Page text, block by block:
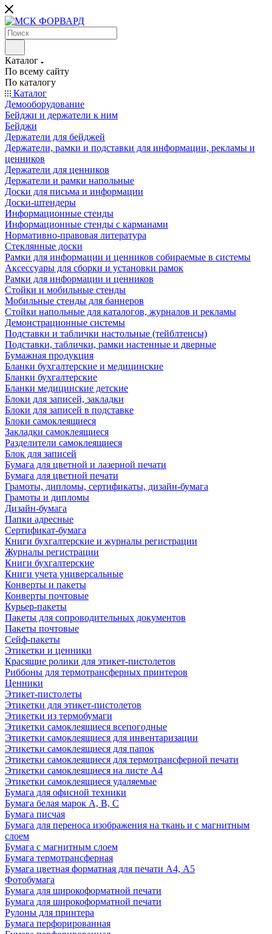
Каталог
По всему сайту
По каталогу
Каталог
Демооборудование
Бейджи и держатели к ним
Бейджи
Держатели для бейджей
Держатели, рамки и подставки для информации, рекламы и
ценников
Держатели для ценников
Держатели и рамки напольные
Доски для письма и информации
Доски-штендеры
Информационные стенды
Информационные стенды с карманами
Нормативно-правовая литература
Стеклянные доски
Рамки для информации и ценников собираемые в системы
Аксессуары для сборки и установки рамок
Рамки для информации и ценников
Стойки и мобильные стенды
Мобильные стенды для баннеров
Стойки напольные для каталогов, журналов и рекламы
Демонстрационные системы
Подставки и таблички настольные (тейблтенсы)
Подставки, таблички, рамки настенные и дверные
Бумажная продукция
Бланки бухгалтерские и медицинские
Бланки бухгалтерские
Бланки медицинские детские
Блоки для записей, закладки
Блоки для записей в подставке
Блоки самоклеящиеся
Закладки самоклеящиеся
Разделители самоклеящиеся
Блок для записей
Бумага для цветной и лазерной печати
Бумага для цветной печати
Грамоты, дипломы, сертификаты, дизайн-бумага
Грамоты и дипломы
Дизайн-бумага
Папки адресные
Сертификат-бумага
Книги бухгалтерские и журналы регистрации
Журналы регистрации
Книги бухгалтерские
Книги учета универсальные
Конверты и пакеты
Конверты почтовые
Курьер-пакеты
Пакеты для сопроводительных документов
Пакеты почтовые
Сейф-пакеты
Этикетки и ценники
Красящие ролики для этикет-пистолетов
Риббоны для термотрансферных принтеров
Ценники
Этикет-пистолеты
Этикетки для этикет-пистолетов
Этикетки из термобумаги
Этикетки самоклеящиеся всепогодные
Этикетки самоклеящиеся для инвентаризации
Этикетки самоклеящиеся для папок
Этикетки самоклеящиеся для термотрансферной печати
Этикетки самоклеящиеся на листе А4
Этикетки самоклеящиеся удаляемые
Бумага для офисной техники
Бумага белая марок А, В, С
Бумага писчая
Бумага для переноса изображения на ткань и с магнитным
слоем
Бумага с магнитным слоем
Бумага термотрансферная
Бумага цветная форматная для печати А4, А5
Фотобумага
Бумага для широкоформатной печати
Бумага для широкоформатной печати
Рулоны для принтера
Бумага перфорированная